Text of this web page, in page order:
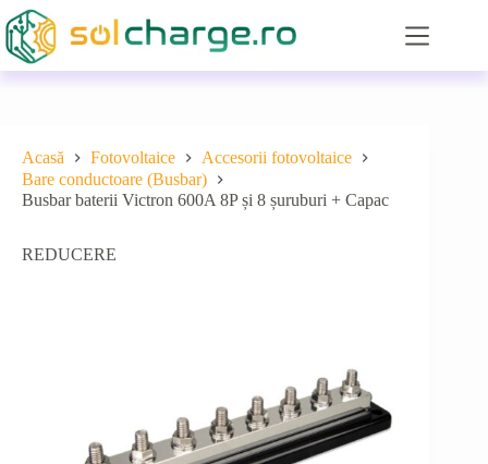
Sari
la
conținut
Acasă Fotovoltaice
Accesorii fotovoltaice
Bare conductoare (Busbar)
Busbar baterii Victron 600A 8P și 8 șuruburi + Capac
REDUCERE